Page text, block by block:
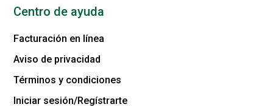
Centro de ayuda
Facturación en línea
Aviso de privacidad
Términos y condiciones
Iniciar sesión/Regístrarte